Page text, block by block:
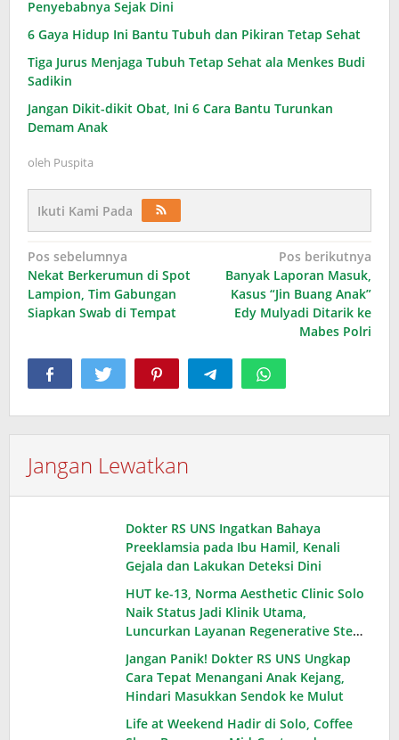
Penyebabnya Sejak Dini
6 Gaya Hidup Ini Bantu Tubuh dan Pikiran Tetap Sehat
Tiga Jurus Menjaga Tubuh Tetap Sehat ala Menkes Budi
Sadikin
Jangan Dikit-dikit Obat, Ini 6 Cara Bantu Turunkan
Demam Anak
oleh Puspita
Ikuti Kami Pada
Navigasi
pos
Pos sebelumnya
Nekat Berkerumun di Spot
Lampion, Tim Gabungan
Siapkan Swab di Tempat
Pos berikutnya
Banyak Laporan Masuk,
Kasus “Jin Buang Anak”
Edy Mulyadi Ditarik ke
Mabes Polri
Jangan Lewatkan
Dokter RS UNS Ingatkan Bahaya
Preeklamsia pada Ibu Hamil, Kenali
Gejala dan Lakukan Deteksi Dini
HUT ke-13, Norma Aesthetic Clinic Solo
Naik Status Jadi Klinik Utama,
Luncurkan Layanan Regenerative Stem
Jangan Panik! Dokter RS UNS Ungkap
Cara Tepat Menangani Anak Kejang,
Hindari Masukkan Sendok ke Mulut
Life at Weekend Hadir di Solo, Coffee